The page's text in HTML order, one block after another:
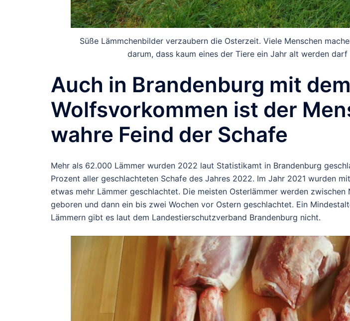
Süße Lämmchenbilder verzaubern die Osterzeit. Viele Menschen
darum, dass kaum eines der Tiere ein Jahr alt werden
Auch in Brandenburg mit
Wolfsvorkommen ist der
wahre Feind der Schafe
Mehr als 62.000 Lämmer wurden 2022 laut Statistikamt in Brandenburg
Prozent aller geschlachteten Schafe des Jahres 2022. Im Jahr 2021 wurden
etwas mehr Lämmer geschlachtet. Die meisten Osterlämmer werden zwischen
geboren und dann ein bis zwei Wochen vor Ostern geschlachtet. Ein
Lämmern gibt es laut dem Landestierschutzverband Brandenburg nicht.